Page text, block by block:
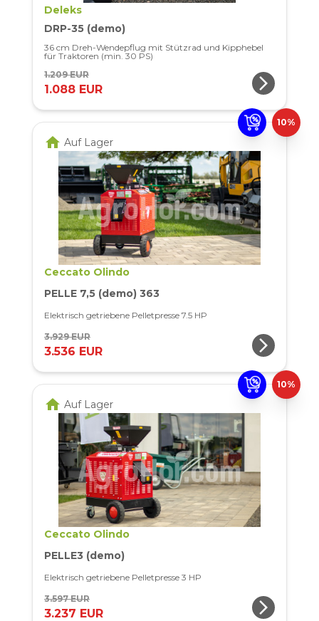
Deleks
DRP-35 (demo)
36 cm Dreh-Wendepflug mit Stützrad und Kipphebel
für Traktoren (min. 30 PS)
1.209 EUR
1.088 EUR arrow_forward_ios
10%
home Auf Lager
Ceccato Olindo
PELLE 7,5 (demo) 363
Elektrisch getriebene Pelletpresse 7.5 HP
3.929 EUR
3.536 EUR arrow_forward_ios
10%
home Auf Lager
Ceccato Olindo
PELLE3 (demo)
Elektrisch getriebene Pelletpresse 3 HP
3.597 EUR
3.237 EUR arrow_forward_ios